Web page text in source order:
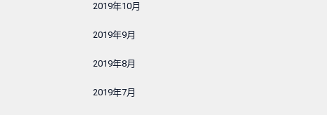
2019年10月
2019年9月
2019年8月
2019年7月